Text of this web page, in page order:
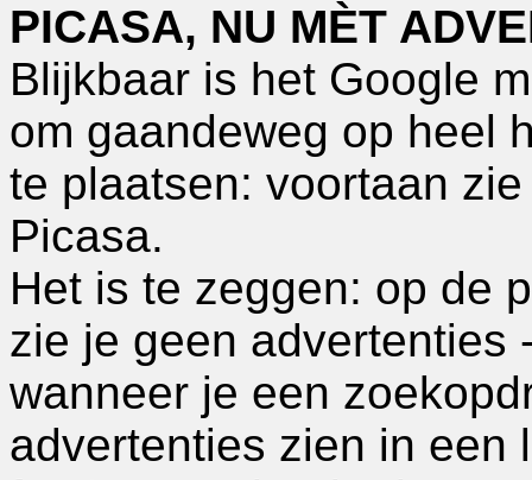
PICASA, NU MÈT
Blijkbaar is het Google
om gaandeweg op heel
te plaatsen: voortaan
Picasa.
Het is te zeggen: op de
zie je geen advertenties
wanneer je een
advertenties zien in een